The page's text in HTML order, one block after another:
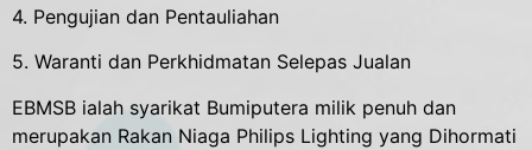
4. Pengujian dan Pentauliahan
5. Waranti dan Perkhidmatan Selepas Jualan
EBMSB ialah syarikat Bumiputera milik penuh dan
merupakan Rakan Niaga Philips Lighting yang Dihormati